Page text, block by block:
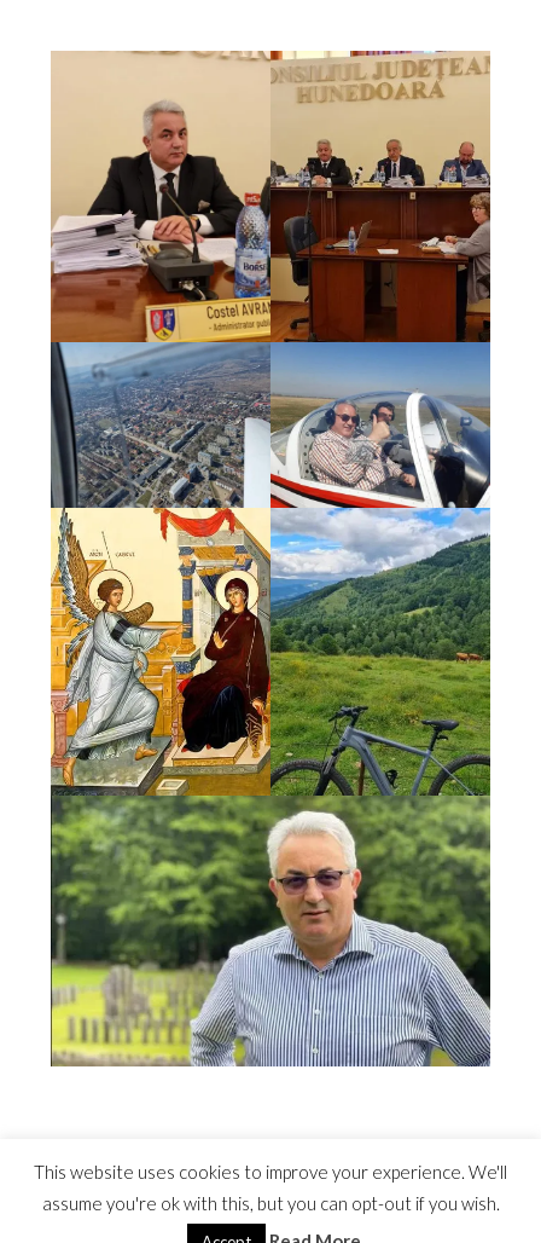
This website uses cookies to improve your experience. We'll
assume you're ok with this, but you can opt-out if you wish.